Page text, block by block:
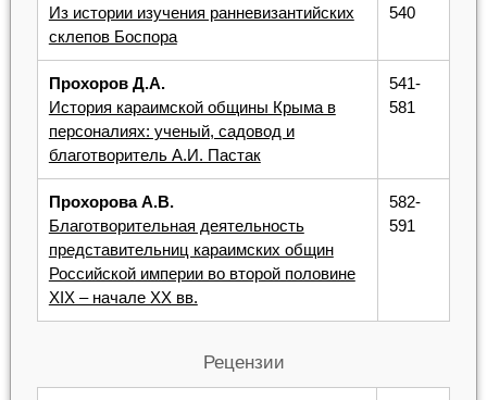
Из истории изучения ранневизантийских
склепов Боспора
540
Прохоров Д.А.
История караимской общины Крыма в
персоналиях: ученый, садовод и
благотворитель А.И. Пастак
541-
581
Прохорова А.В.
Благотворительная деятельность
представительниц караимских общин
Российской империи во второй половине
XIX – начале XX вв.
582-
591
Рецензии